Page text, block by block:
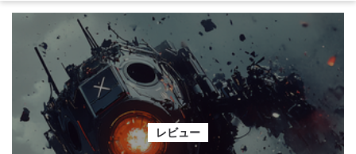
レビュー